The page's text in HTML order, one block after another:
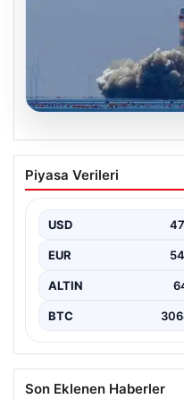
05.08.2026
Çin, 2
uydusunu
Piyasa Verileri
USD
EUR
ALTIN
BTC
Son Eklenen Haberler